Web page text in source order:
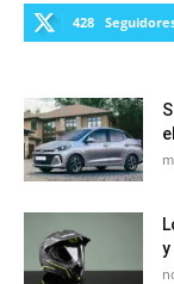
428
y